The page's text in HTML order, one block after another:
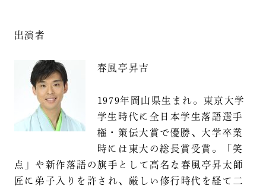
出演者
春風亭昇吉
1979年岡山県生まれ。東京大学
学生時代に全日本学生落語選手
権・策伝大賞で優勝、大学卒業
時には東大の総長賞受賞。「笑
点」や新作落語の旗手として高名な春風亭昇太師
匠に弟子入りを許され、厳しい修行時代を経て二